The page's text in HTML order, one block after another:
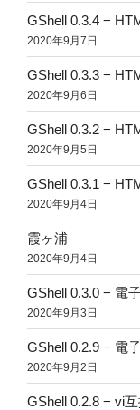
GShell 0.3.4 −
2020年9月7日
GShell 0.3.3 −
2020年9月6日
GShell 0.3.2 −
2020年9月5日
GShell 0.3.1 −
2020年9月4日
霞ヶ浦
2020年9月4日
GShell 0.3.0 − 電
2020年9月3日
GShell 0.2.9 − 電
2020年9月2日
GShell 0.2.8 − vi